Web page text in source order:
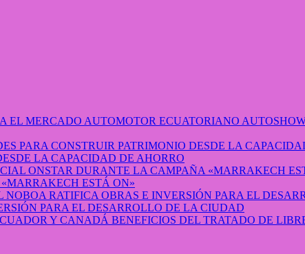
LA CAPACIDAD DE AHORRO
ESTÁ ON»
PARA EL DESARROLLO DE LA CIUDAD
BENEFICIOS DEL TRATADO DE